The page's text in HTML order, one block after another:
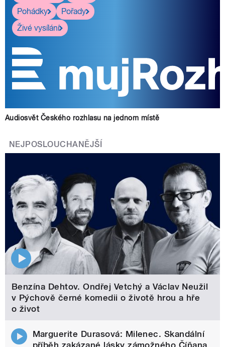
Pohádky
Pořady
Živé vysílání
Audiosvět Českého rozhlasu na jednom místě
NEJPOSLOUCHANĚJŠÍ
Benzína Dehtov. Ondřej Vetchý a Václav Neužil
v Pýchově černé komedii o životě hrou a hře
o život
Marguerite Durasová: Milenec. Skandální